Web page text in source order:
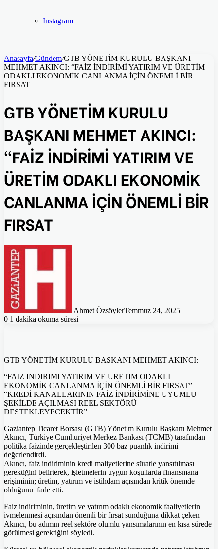
Instagram
Anasayfa/Gündem/GTB YÖNETİM KURULU BAŞKANI
MEHMET AKINCI: “FAİZ İNDİRİMİ YATIRIM VE ÜRETİM
ODAKLI EKONOMİK CANLANMA İÇİN ÖNEMLİ BİR
FIRSAT
GTB YÖNETİM KURULU
BAŞKANI MEHMET AKINCI:
“FAİZ İNDİRİMİ YATIRIM VE
ÜRETİM ODAKLI EKONOMİK
CANLANMA İÇİN ÖNEMLİ BİR
FIRSAT
Ahmet ÖzsöylerTemmuz 24, 2025
0 1 dakika okuma süresi
GTB YÖNETİM KURULU BAŞKANI MEHMET AKINCI:
“FAİZ İNDİRİMİ YATIRIM VE ÜRETİM ODAKLI
EKONOMİK CANLANMA İÇİN ÖNEMLİ BİR FIRSAT”
“KREDİ KANALLARININ FAİZ İNDİRİMİNE UYUMLU
ŞEKİLDE AÇILMASI REEL SEKTÖRÜ
DESTEKLEYECEKTİR”
Gaziantep Ticaret Borsası (GTB) Yönetim Kurulu Başkanı Mehmet
Akıncı, Türkiye Cumhuriyet Merkez Bankası (TCMB) tarafından
politika faizinde gerçekleştirilen 300 baz puanlık indirimi
değerlendirdi.
Akıncı, faiz indiriminin kredi maliyetlerine süratle yansıtılması
gerektiğini belirterek, işletmelerin uygun koşullarda finansmana
erişiminin; üretim, yatırım ve istihdam açısından kritik önemde
olduğunu ifade etti.
Faiz indiriminin, üretim ve yatırım odaklı ekonomik faaliyetlerin
ivmelenmesi açısından önemli bir fırsat sunduğuna dikkat çeken
Akıncı, bu adımın reel sektöre olumlu yansımalarının en kısa sürede
görülmesi gerektiğini söyledi.